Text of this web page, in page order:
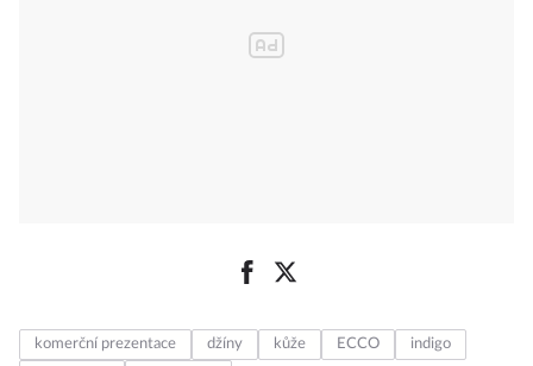
komerční prezentace džíny kůže ECCO
indigo